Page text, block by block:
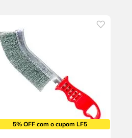
5% OFF com o cupom LF5